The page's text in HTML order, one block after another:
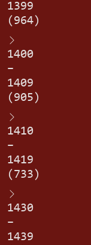
1399
(964)
1400
–
1409
(905)
1410
–
1419
(733)
1430
–
1439